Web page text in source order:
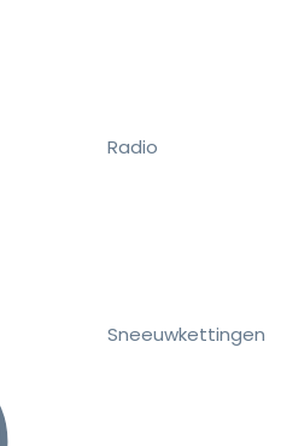
Radio
Sneeuwkettingen